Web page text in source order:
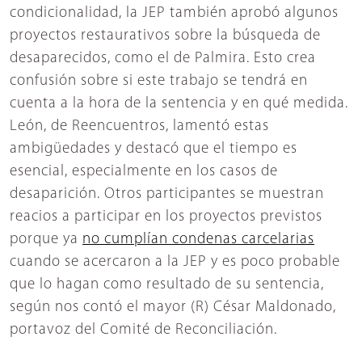
condicionalidad, la JEP también aprobó algunos
proyectos restaurativos sobre la búsqueda de
desaparecidos, como el de Palmira. Esto crea
confusión sobre si este trabajo se tendrá en
cuenta a la hora de la sentencia y en qué medida.
León, de Reencuentros, lamentó estas
ambigüedades y destacó que el tiempo es
esencial, especialmente en los casos de
desaparición. Otros participantes se muestran
reacios a participar en los proyectos previstos
porque ya no cumplían condenas carcelarias
cuando se acercaron a la JEP y es poco probable
que lo hagan como resultado de su sentencia,
según nos contó el mayor (R) César Maldonado,
portavoz del Comité de Reconciliación.